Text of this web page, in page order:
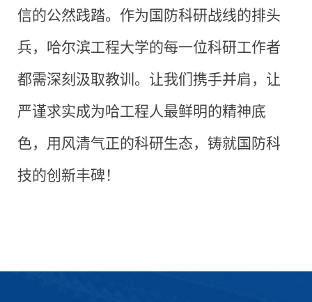
信的公然践踏。作为国防科研战线的排头
兵，哈尔滨工程大学的每一位科研工作者
都需深刻汲取教训 。 让我们携手并肩，让
严谨求实成为哈工程人最鲜明的精神底
色，用风清气正的科研生态，铸就国防科
技的创新丰碑！